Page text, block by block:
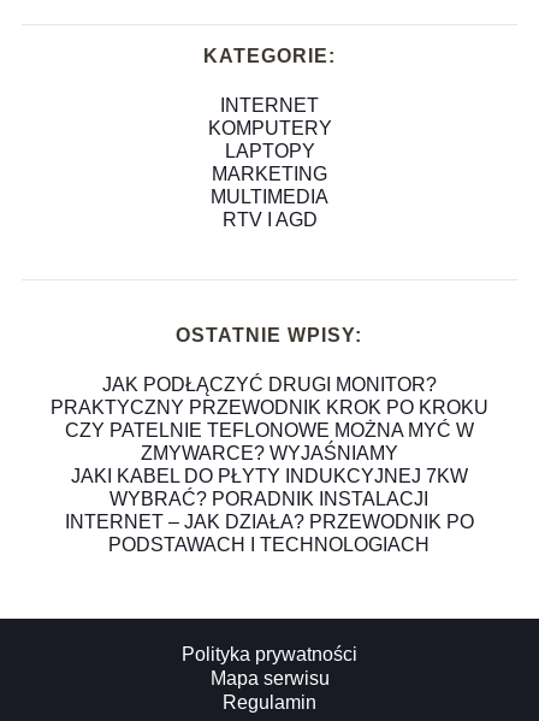
KATEGORIE:
INTERNET
KOMPUTERY
LAPTOPY
MARKETING
MULTIMEDIA
RTV I AGD
OSTATNIE WPISY:
JAK PODŁĄCZYĆ DRUGI MONITOR?
PRAKTYCZNY PRZEWODNIK KROK PO KROKU
CZY PATELNIE TEFLONOWE MOŻNA MYĆ W
ZMYWARCE? WYJAŚNIAMY
JAKI KABEL DO PŁYTY INDUKCYJNEJ 7KW
WYBRAĆ? PORADNIK INSTALACJI
INTERNET – JAK DZIAŁA? PRZEWODNIK PO
PODSTAWACH I TECHNOLOGIACH
Polityka prywatności
Mapa serwisu
Regulamin